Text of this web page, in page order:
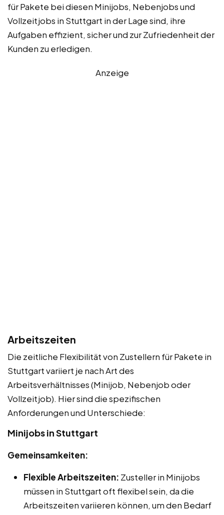
für Pakete bei diesen Minijobs, Nebenjobs und
Vollzeitjobs in Stuttgart in der Lage sind, ihre
Aufgaben effizient, sicher und zur Zufriedenheit der
Kunden zu erledigen.
Anzeige
Arbeitszeiten
Die zeitliche Flexibilität von Zustellern für Pakete in
Stuttgart variiert je nach Art des
Arbeitsverhältnisses (Minijob, Nebenjob oder
Vollzeitjob). Hier sind die spezifischen
Anforderungen und Unterschiede:
Minijobs in Stuttgart
Gemeinsamkeiten:
Flexible Arbeitszeiten: Zusteller in Minijobs
müssen in Stuttgart oft flexibel sein, da die
Arbeitszeiten variieren können, um den Bedarf